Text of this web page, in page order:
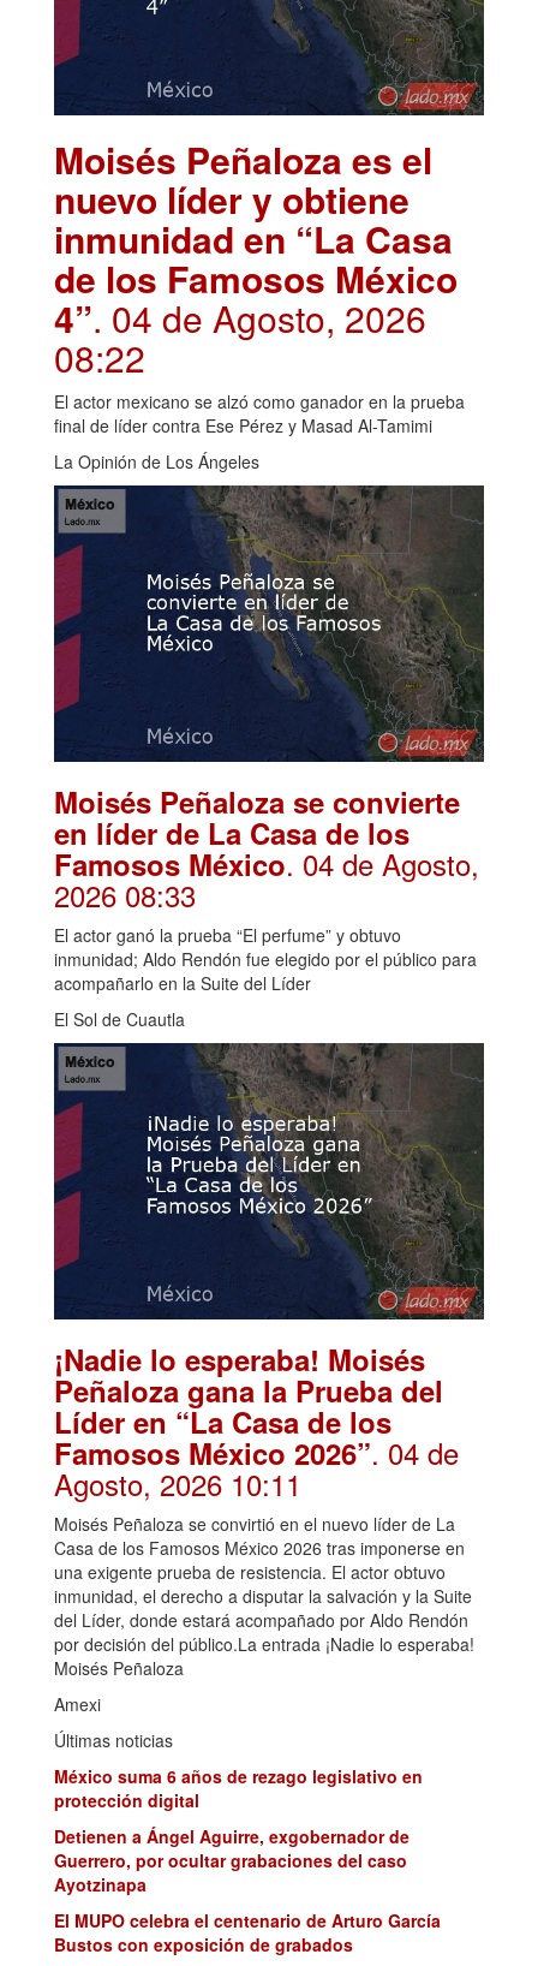
Moisés Peñaloza es el
nuevo líder y obtiene
inmunidad en “La Casa
de los Famosos México
4”. 04 de Agosto, 2026
08:22
El actor mexicano se alzó como ganador en la prueba
final de líder contra Ese Pérez y Masad Al-Tamimi
La Opinión de Los Ángeles
Moisés Peñaloza se convierte
en líder de La Casa de los
Famosos México. 04 de Agosto,
2026 08:33
El actor ganó la prueba “El perfume” y obtuvo
inmunidad; Aldo Rendón fue elegido por el público para
acompañarlo en la Suite del Líder
El Sol de Cuautla
¡Nadie lo esperaba! Moisés
Peñaloza gana la Prueba del
Líder en “La Casa de los
Famosos México 2026”. 04 de
Agosto, 2026 10:11
Moisés Peñaloza se convirtió en el nuevo líder de La
Casa de los Famosos México 2026 tras imponerse en
una exigente prueba de resistencia. El actor obtuvo
inmunidad, el derecho a disputar la salvación y la Suite
del Líder, donde estará acompañado por Aldo Rendón
por decisión del público.La entrada ¡Nadie lo esperaba!
Moisés Peñaloza
Amexi
Últimas noticias
México suma 6 años de rezago legislativo en
protección digital
Detienen a Ángel Aguirre, exgobernador de
Guerrero, por ocultar grabaciones del caso
Ayotzinapa
El MUPO celebra el centenario de Arturo García
Bustos con exposición de grabados